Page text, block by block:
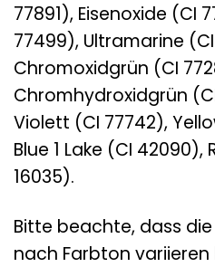
77891), Eisenoxide (CI
77499), Ultramarine
Chromoxidgrün (CI
Chromhydroxidgrün
Violett (CI 77742),
Blue 1 Lake (CI 42090),
16035).
Bitte beachte, dass
nach Farbton variieren